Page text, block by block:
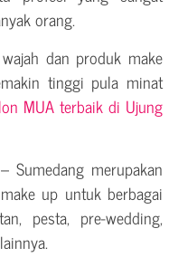
orang.
dan produk make
tinggi pula minat
MUA terbaik di Ujung
Sumedang merupakan
up untuk berbagai
pesta, pre-wedding,